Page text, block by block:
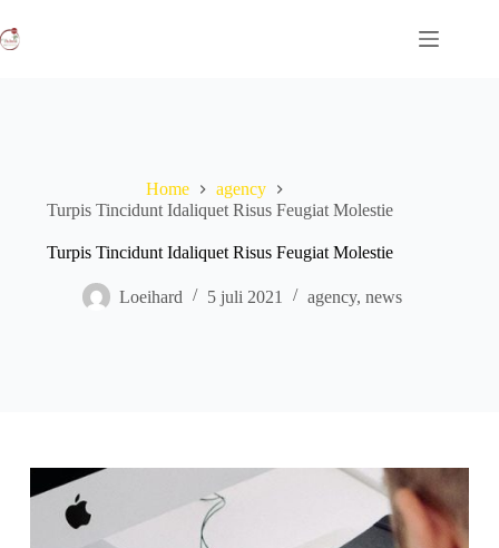
naar
de
Home
agency
Turpis Tincidunt Idaliquet Risus Feugiat Molestie
Turpis Tincidunt Idaliquet Risus Feugiat Molestie
Loeihard 5 juli 2021 agency, news